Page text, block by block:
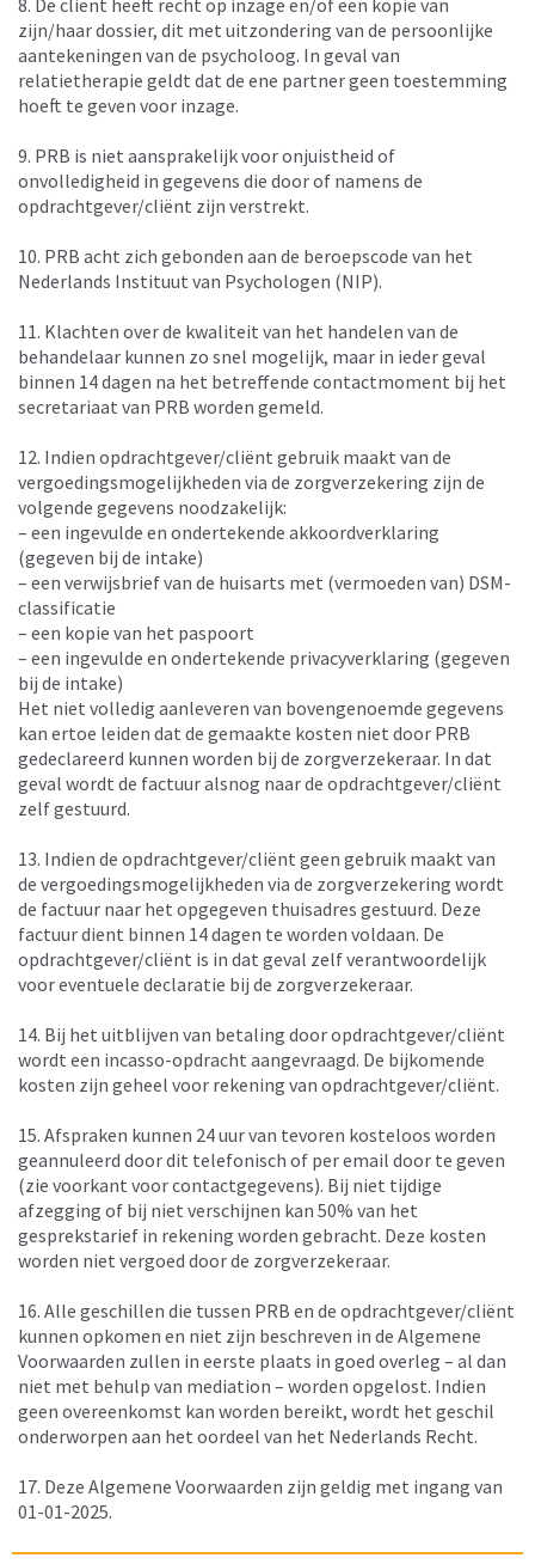
zijn/haar dossier, dit met uitzondering van de persoonlijke
aantekeningen van de psycholoog. In geval van
relatietherapie geldt dat de ene partner geen toestemming
hoeft te geven voor inzage.
9. PRB is niet aansprakelijk voor onjuistheid of
onvolledigheid in gegevens die door of namens de
opdrachtgever/cliënt zijn verstrekt.
10. PRB acht zich gebonden aan de beroepscode van het
Nederlands Instituut van Psychologen (NIP).
11. Klachten over de kwaliteit van het handelen van de
behandelaar kunnen zo snel mogelijk, maar in ieder geval
binnen 14 dagen na het betreffende contactmoment bij het
secretariaat van PRB worden gemeld.
12. Indien opdrachtgever/cliënt gebruik maakt van de
vergoedingsmogelijkheden via de zorgverzekering zijn de
volgende gegevens noodzakelijk:
– een ingevulde en ondertekende akkoordverklaring
(gegeven bij de intake)
– een verwijsbrief van de huisarts met (vermoeden van) DSM-
classificatie
– een kopie van het paspoort
– een ingevulde en ondertekende privacyverklaring (gegeven
bij de intake)
Het niet volledig aanleveren van bovengenoemde gegevens
kan ertoe leiden dat de gemaakte kosten niet door PRB
gedeclareerd kunnen worden bij de zorgverzekeraar. In dat
geval wordt de factuur alsnog naar de opdrachtgever/cliënt
zelf gestuurd.
13. Indien de opdrachtgever/cliënt geen gebruik maakt van
de vergoedingsmogelijkheden via de zorgverzekering wordt
de factuur naar het opgegeven thuisadres gestuurd. Deze
factuur dient binnen 14 dagen te worden voldaan. De
opdrachtgever/cliënt is in dat geval zelf verantwoordelijk
voor eventuele declaratie bij de zorgverzekeraar.
14. Bij het uitblijven van betaling door opdrachtgever/cliënt
wordt een incasso-opdracht aangevraagd. De bijkomende
kosten zijn geheel voor rekening van opdrachtgever/cliënt.
15. Afspraken kunnen 24 uur van tevoren kosteloos worden
geannuleerd door dit telefonisch of per email door te geven
(zie voorkant voor contactgegevens). Bij niet tijdige
afzegging of bij niet verschijnen kan 50% van het
gesprekstarief in rekening worden gebracht. Deze kosten
worden niet vergoed door de zorgverzekeraar.
16. Alle geschillen die tussen PRB en de opdrachtgever/cliënt
kunnen opkomen en niet zijn beschreven in de Algemene
Voorwaarden zullen in eerste plaats in goed overleg – al dan
niet met behulp van mediation – worden opgelost. Indien
geen overeenkomst kan worden bereikt, wordt het geschil
onderworpen aan het oordeel van het Nederlands Recht.
17. Deze Algemene Voorwaarden zijn geldig met ingang van
01-01-2025.